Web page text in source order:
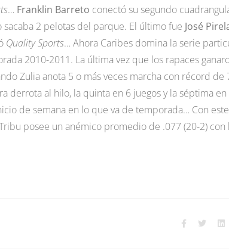
… Franklin Barreto conectó su segundo
2 pelotas del parque. El último fue José
Quality Sports… Ahora Caribes domina la serie
2010-2011. La última vez que los rapaces
Zulia anota 5 o más veces marcha con récord de
derrota al hilo, la quinta en 6 juegos y la séptima en
de semana en lo que va de temporada… Con este
posee un anémico promedio de .077 (20-2) con